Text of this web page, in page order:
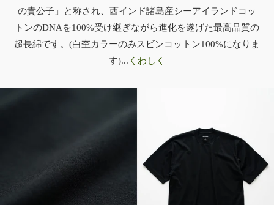
の貴公子」と称され、西インド諸島産シーアイランドコッ
トンのDNAを100%受け継ぎながら進化を遂げた最高品質の
超長綿です。(白杢カラーのみスビンコットン100%になりま
す)... くわしく